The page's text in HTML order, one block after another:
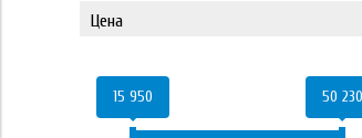
Цена
15 950 50 230